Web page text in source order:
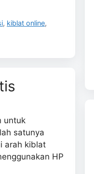
, kiblat online,
untuk
satunya
arah kiblat
HP